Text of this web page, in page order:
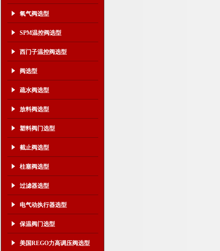
氧气阀选型
SPM温控阀选型
西门子温控阀选型
阀选型
疏水阀选型
放料阀选型
塑料阀门选型
截止阀选型
柱塞阀选型
过滤器选型
电气动执行器选型
保温阀门选型
美国REGO力高调压阀选型